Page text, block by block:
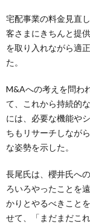
宅配事業の料金見直
客さまにきちんと提
を取り入れながら適
た。
M&Aへの考えを問わ
て、これから持続的
には、必要な機能や
ちもリサーチしなが
な姿勢を示した。
長尾氏は、櫻井氏へ
ろいろやったことを
かりとやるべきこと
せて、「まだまだこ